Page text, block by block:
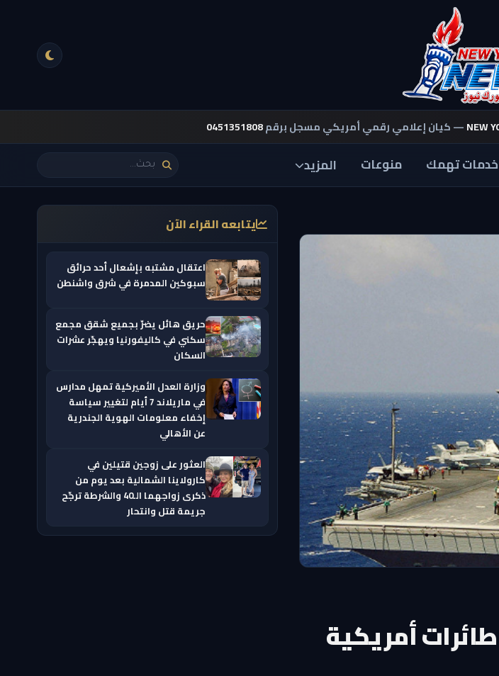
NEW— كيان إعلامي رقمي أمريكي مسجل برقم0451351808
خدمات تهمك منوعات المزيد
أمريكية
يتابعه القراء الآن
اعتقال مشتبه بإشعال أحد حرائق
سبوكين المدمرة في شرق واشنطن
حريق هائل يضرّ بجميع شقق مجمع
سكني في كاليفورنيا ويهجّر عشرات
السكان
وزارة العدل الأميركية تمهل مدارس
في ماريلاند 7 أيام لتغيير سياسة
إخفاء معلومات الهوية الجندرية
عن الأهالي
العثور على زوجين قتيلين في
كارولاينا الشمالية بعد يوم من
ذكرى زواجهما الـ40 والشرطة ترجّح
جريمة قتل وانتحار